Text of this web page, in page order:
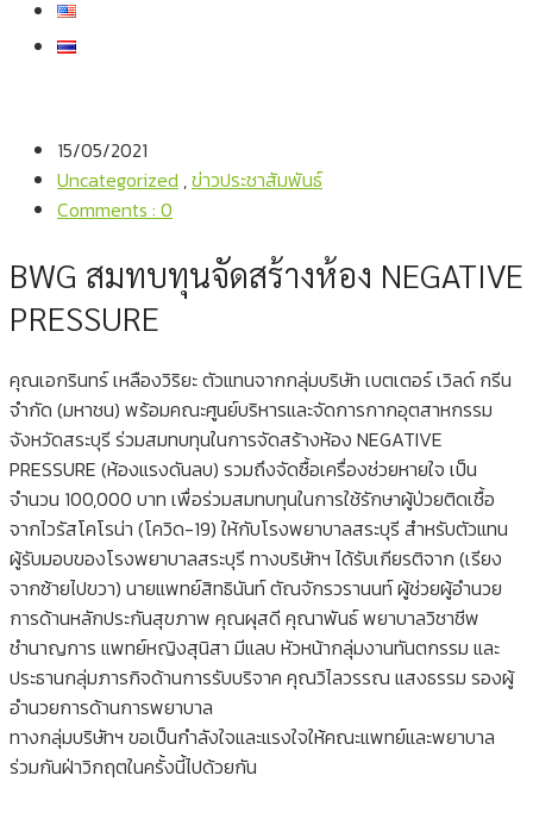
15/05/2021
Uncategorized ,ข่าวประชาสัมพันธ์
Comments : 0
BWG สมทบทุนจัดสร้างห้อง NEGATIVE
PRESSURE
คุณเอกรินทร์ เหลืองวิริยะ ตัวแทนจากกลุ่มบริษัท เบตเตอร์ เวิลด์ กรีน
จำกัด (มหาชน) พร้อมคณะศูนย์บริหารและจัดการกากอุตสาหกรรม
จังหวัดสระบุรี ร่วมสมทบทุนในการจัดสร้างห้อง NEGATIVE
PRESSURE (ห้องแรงดันลบ) รวมถึงจัดซื้อเครื่องช่วยหายใจ เป็น
จำนวน 100,000 บาท เพื่อร่วมสมทบทุนในการใช้รักษาผู้ป่วยติดเชื้อ
จากไวรัสโคโรน่า (โควิด-19) ให้กับโรงพยาบาลสระบุรี สำหรับตัวแทน
ผู้รับมอบของโรงพยาบาลสระบุรี ทางบริษัทฯ ได้รับเกียรติจาก (เรียง
จากซ้ายไปขวา) นายแพทย์สิทธินันท์ ตัณจักรวรานนท์ ผู้ช่วยผู้อำนวย
การด้านหลักประกันสุขภาพ คุณผุสดี คุณาพันธ์ พยาบาลวิชาชีพ
ชำนาญการ แพทย์หญิงสุนิสา มีแลบ หัวหน้ากลุ่มงานทันตกรรม และ
ประธานกลุ่มภารกิจด้านการรับบริจาค คุณวิไลวรรณ แสงธรรม รองผู้
อำนวยการด้านการพยาบาล
ทางกลุ่มบริษัทฯ ขอเป็นกำลังใจและแรงใจให้คณะแพทย์และพยาบาล
ร่วมกันฝ่าวิกฤตในครั้งนี้ไปด้วยกัน